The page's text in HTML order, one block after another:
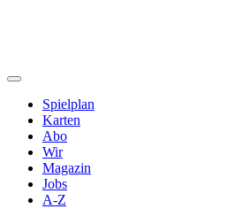
Spielplan
Karten
Abo
Wir
Magazin
Jobs
A-Z